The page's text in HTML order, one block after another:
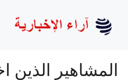
المحتوى
المشاهير الذين